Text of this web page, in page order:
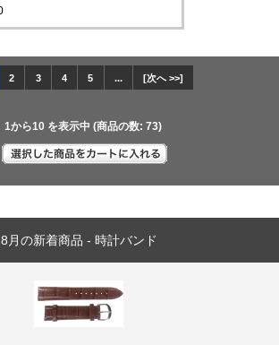
2 3 4 5 ... [次へ >>]
1から10 を表示中 (商品の数: 73)
8月の新着商品 - 時計バンド